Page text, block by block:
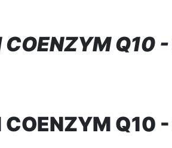
Q10
Q10